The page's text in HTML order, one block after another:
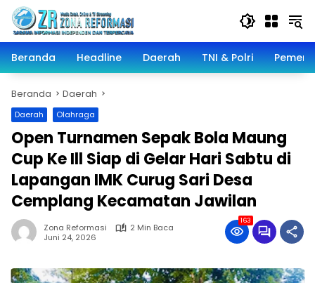
Langsung
konten
Beranda
Headline Daerah TNI & Polri
Beranda Daerah
Daerah Olahraga
Open Turnamen Sepak Bola Maung
Cup Ke Ill Siap di Gelar Hari Sabtu di
Lapangan IMK Curug Sari Desa
Cemplang Kecamatan Jawilan
Zona Reformasi
2 Min Baca
Juni 24, 2026
163